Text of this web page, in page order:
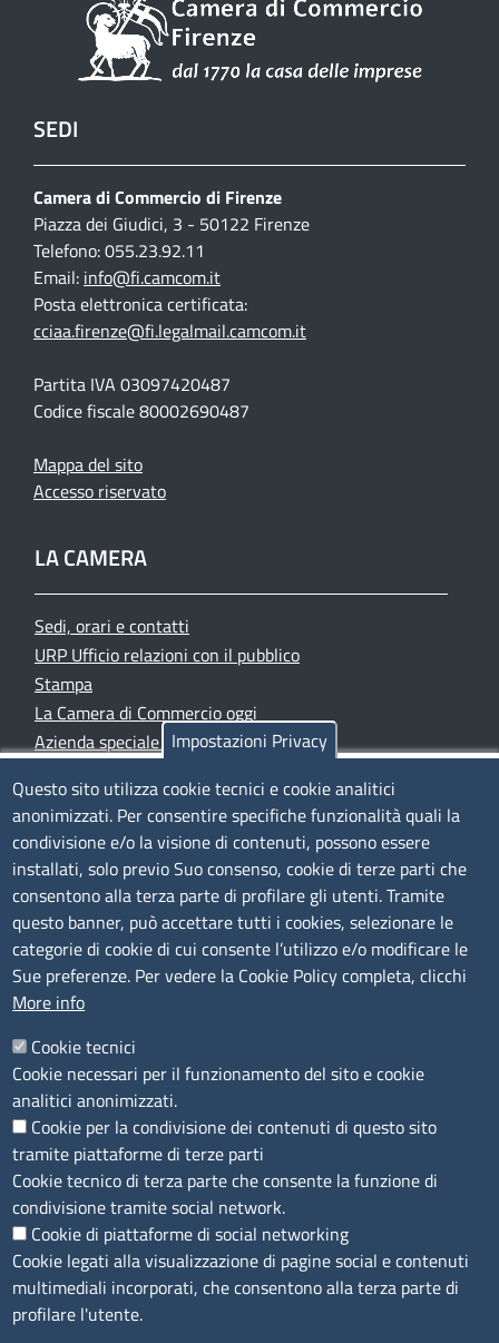
SEDI
Camera di Commercio di Firenze
Piazza dei Giudici, 3 - 50122 Firenze
Telefono: 055.23.92.11
Email: info@fi.camcom.it
Posta elettronica certificata:
cciaa.firenze@fi.legalmail.camcom.it
Partita IVA 03097420487
Codice fiscale 80002690487
Mappa del sito
Accesso riservato
LA CAMERA
Sedi, orari e contatti
URP Ufficio relazioni con il pubblico
Stampa
La Camera di Commercio oggi
Azienda speciale PromoFirenze
TRASPARENZA
Albo Online
Amministrazione trasparente
Bandi e concorsi
Segnalazioni Whistleblowing
Accessibilità
IBAN e pagamenti informatici
Informative privacy e cookie
Verifiche PA
Attuazione misure PNRR
Modulistica
SEGUICI SU
Impostazioni Privacy
Questo sito utilizza cookie tecnici e cookie analitici
anonimizzati. Per consentire specifiche funzionalità quali la
condivisione e/o la visione di contenuti, possono essere
installati, solo previo Suo consenso, cookie di terze parti che
consentono alla terza parte di profilare gli utenti. Tramite
questo banner, può accettare tutti i cookies, selezionare le
categorie di cookie di cui consente l’utilizzo e/o modificare le
Sue preferenze. Per vedere la Cookie Policy completa, clicchi
More info
Cookie tecnici
Cookie necessari per il funzionamento del sito e cookie
analitici anonimizzati.
Cookie per la condivisione dei contenuti di questo sito
tramite piattaforme di terze parti
Cookie tecnico di terza parte che consente la funzione di
condivisione tramite social network.
Cookie di piattaforme di social networking
Cookie legati alla visualizzazione di pagine social e contenuti
multimediali incorporati, che consentono alla terza parte di
profilare l'utente.